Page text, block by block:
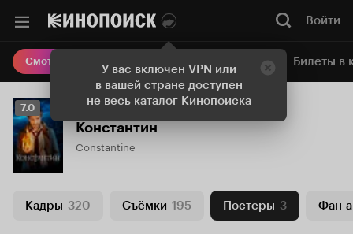
У вас включен VPN или
в вашей стране доступен
не весь каталог Кинопоиска
Войти
Смотреть кино Онлайн-кинотеатр Билеты в
Рейтинг
Кинопоиска
7.0
7.0
Константин
Constantine
Кадры 320 Съёмки 195 Постеры 3 Фан-